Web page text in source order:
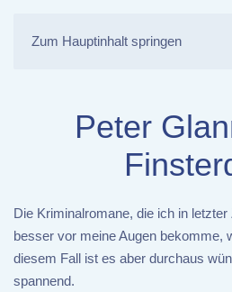
Zum Hauptinhalt springen
Peter
Die Kriminalromane, die ich in
besser vor meine Augen bekomme,
diesem Fall ist es aber durchaus
spannend.